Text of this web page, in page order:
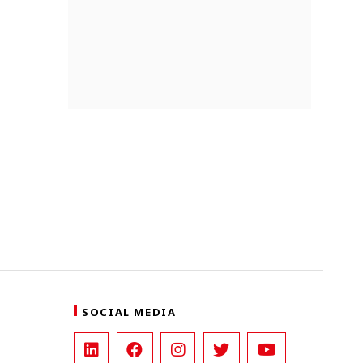
SOCIAL MEDIA